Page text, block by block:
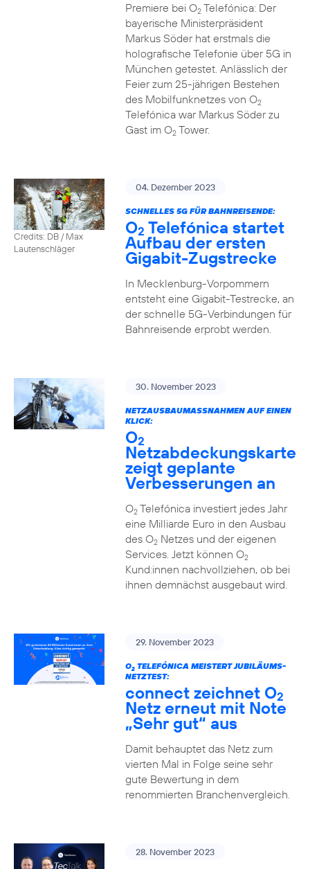
Premiere bei O2Telefónica: Der
bayerische Ministerpräsident
Markus Söder hat erstmals die
holografische Telefonie über 5G in
München getestet. Anlässlich der
Feier zum 25-jährigen Bestehen
des Mobilfunknetzes von O2
Telefónica war Markus Söder zu
Gast im O2Tower.
Credits: DB / Max
Lautenschläger
04. Dezember 2023
SCHNELLES 5G FÜR BAHNREISENDE:
O2 Telefónica startet
Aufbau der ersten
Gigabit-Zugstrecke
In Mecklenburg-Vorpommern
entsteht eine Gigabit-Testrecke, an
der schnelle 5G-Verbindungen für
Bahnreisende erprobt werden.
30. November 2023
NETZAUSBAUMASSNAHMEN AUF EINEN K
LICK:
O2
Netzabdeckungskarte
zeigt geplante
Verbesserungen an
O2Telefónica investiert jedes Jahr
eine Milliarde Euro in den Ausbau
des O2Netzes und der eigenen
Services. Jetzt können O2
Kund:innen nachvollziehen, ob bei
ihnen demnächst ausgebaut wird.
29. November 2023
O2TELEFÓNICA MEISTERT JUBILÄUMS-
NETZTEST:
connect zeichnet O2
Netz erneut mit Note
„Sehr gut“ aus
Damit behauptet das Netz zum
vierten Mal in Folge seine sehr
gute Bewertung in dem
renommierten Branchenvergleich.
28. November 2023